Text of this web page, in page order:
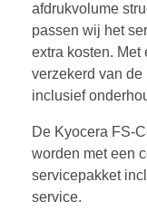
afdrukvolume
passen wij het
extra kosten. Met
verzekerd van
inclusief
De Kyocera FS-
worden met een
servicepakket
service.